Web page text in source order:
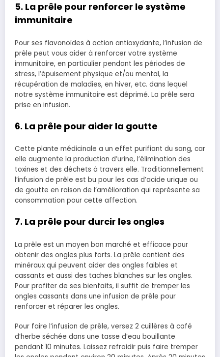
5. La prêle pour renforcer le système
immunitaire
Pour ses flavonoïdes à action antioxydante, l’infusion de
prêle peut vous aider à renforcer votre système
immunitaire, en particulier pendant les périodes de
stress, l’épuisement physique et/ou mental, la
récupération de maladies, en hiver, etc. dans lequel
notre système immunitaire est déprimé. La prêle sera
prise en infusion.
6. La prêle pour aider la goutte
Cette plante médicinale a un effet purifiant du sang, car
elle augmente la production d’urine, l’élimination des
toxines et des déchets à travers elle. Traditionnellement
l’infusion de prêle est bu pour les cas d’acide urique ou
de goutte en raison de l’amélioration qui représente sa
consommation pour cette affection.
7. La prêle pour durcir les ongles
La prêle est un moyen bon marché et efficace pour
obtenir des ongles plus forts. La prêle contient des
minéraux qui peuvent aider des ongles faibles et
cassants et aussi des taches blanches sur les ongles.
Pour profiter de ses bienfaits, il suffit de tremper les
ongles cassants dans une infusion de prêle pour
renforcer et réparer les ongles.
Pour faire l’infusion de prêle, versez 2 cuillères à café
d’herbe séchée dans une tasse d’eau bouillante
pendant 10 minutes. Laissez refroidir puis faire tremper